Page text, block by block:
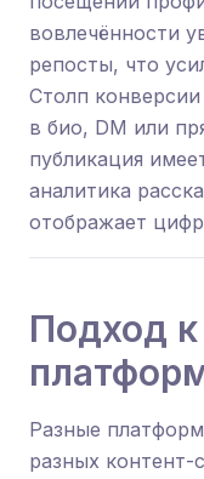
вовлечённости
репосты, что
Столп
в био, DM или
публикация
аналитика
отображает
Подход
Разные
разных контент-